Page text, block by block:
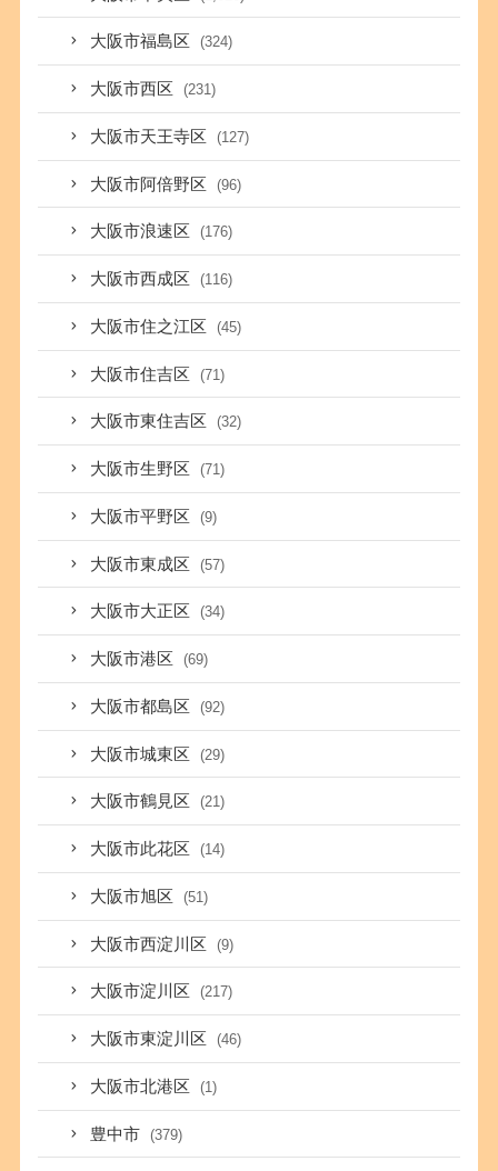
大阪市福島区 (324)
大阪市西区 (231)
大阪市天王寺区 (127)
大阪市阿倍野区 (96)
大阪市浪速区 (176)
大阪市西成区 (116)
大阪市住之江区 (45)
大阪市住吉区 (71)
大阪市東住吉区 (32)
大阪市生野区 (71)
大阪市平野区 (9)
大阪市東成区 (57)
大阪市大正区 (34)
大阪市港区 (69)
大阪市都島区 (92)
大阪市城東区 (29)
大阪市鶴見区 (21)
大阪市此花区 (14)
大阪市旭区 (51)
大阪市西淀川区 (9)
大阪市淀川区 (217)
大阪市東淀川区 (46)
大阪市北港区 (1)
豊中市 (379)